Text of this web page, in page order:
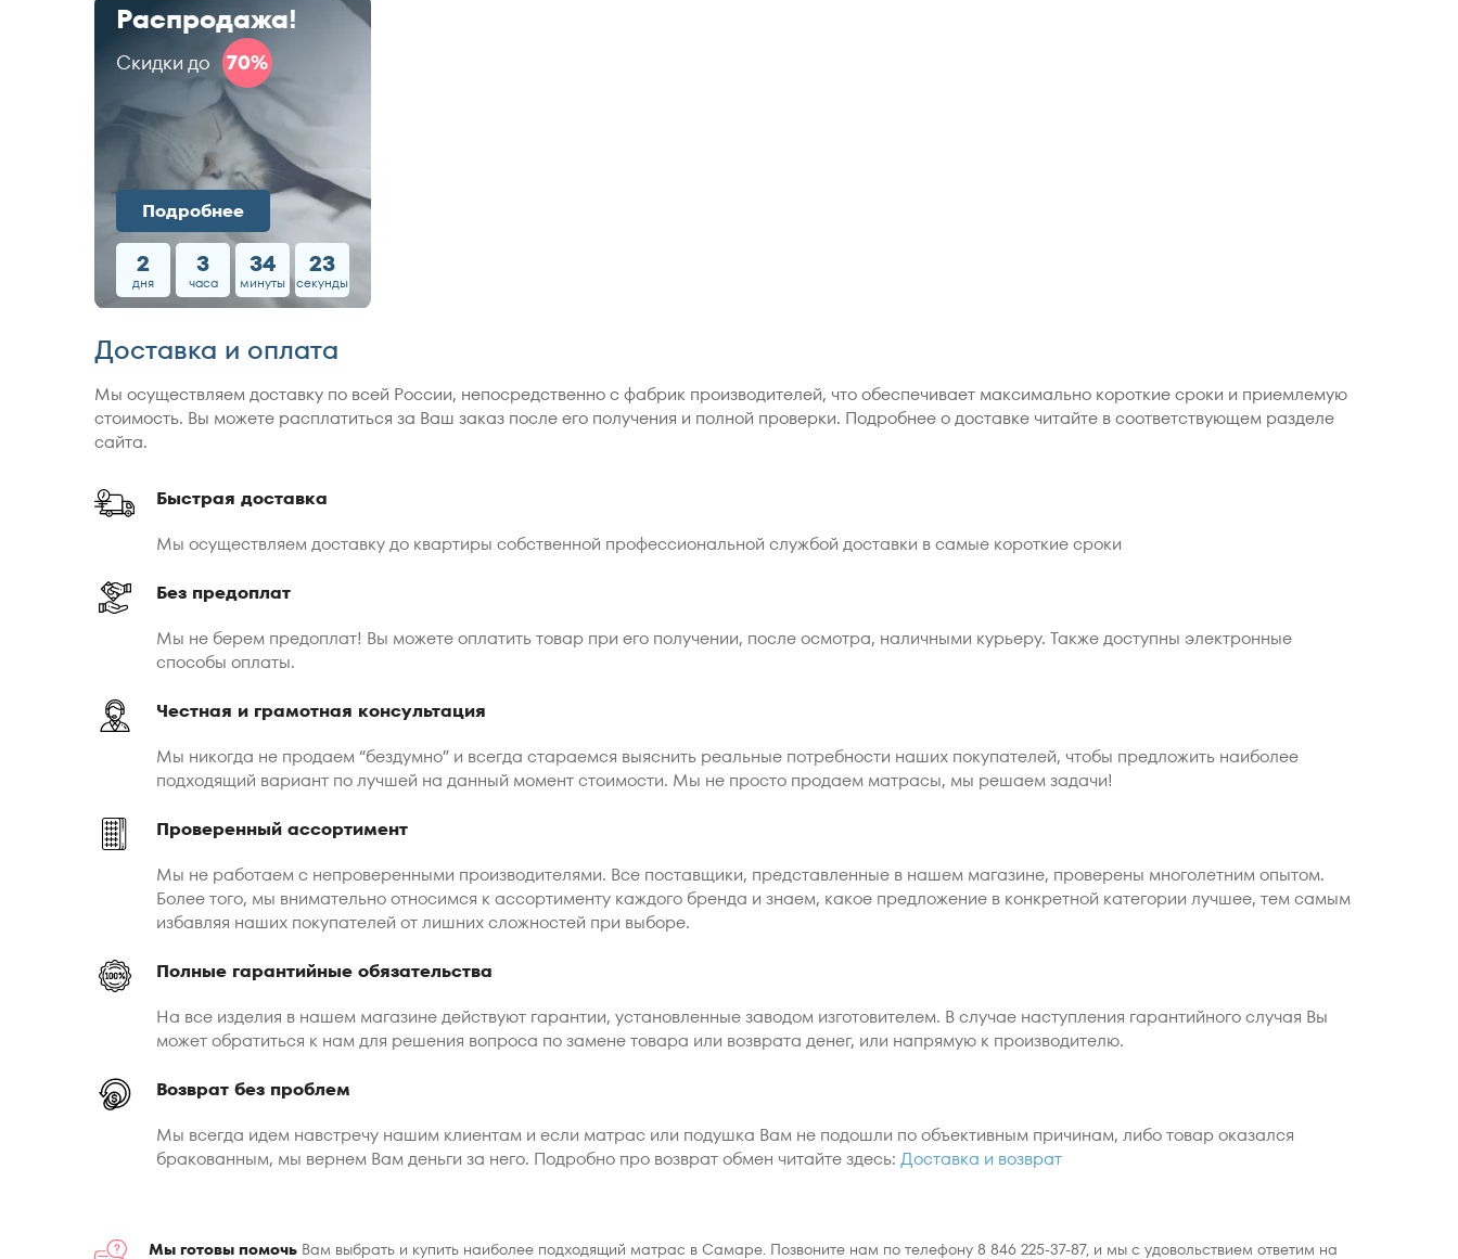
Распродажа!
Скидки до 70%
Подробнее
2
дня
3
часа
34
минуты
22
секунды
Доставка и оплата
Мы осуществляем доставку по всей России, непосредственно с фабрик производителей, что обеспечивает максимально короткие сроки и приемлемую
стоимость. Вы можете расплатиться за Ваш заказ после его получения и полной проверки. Подробнее о доставке читайте в соответствующем разделе
сайта.
Быстрая доставка
Мы осуществляем доставку до квартиры собственной профессиональной службой доставки в самые короткие сроки
Без предоплат
Мы не берем предоплат! Вы можете оплатить товар при его получении, после осмотра, наличными курьеру. Также доступны электронные
способы оплаты.
Честная и грамотная консультация
Мы никогда не продаем “бездумно” и всегда стараемся выяснить реальные потребности наших покупателей, чтобы предложить наиболее
подходящий вариант по лучшей на данный момент стоимости. Мы не просто продаем матрасы, мы решаем задачи!
Проверенный ассортимент
Мы не работаем с непроверенными производителями. Все поставщики, представленные в нашем магазине, проверены многолетним опытом.
Более того, мы внимательно относимся к ассортименту каждого бренда и знаем, какое предложение в конкретной категории лучшее, тем самым
избавляя наших покупателей от лишних сложностей при выборе.
Полные гарантийные обязательства
На все изделия в нашем магазине действуют гарантии, установленные заводом изготовителем. В случае наступления гарантийного случая Вы
может обратиться к нам для решения вопроса по замене товара или возврата денег, или напрямую к производителю.
Возврат без проблем
Мы всегда идем навстречу нашим клиентам и если матрас или подушка Вам не подошли по объективным причинам, либо товар оказался
бракованным, мы вернем Вам деньги за него. Подробно про возврат обмен читайте здесь: Доставка и возврат
Мы готовы помочь Вам выбрать и купить наиболее подходящий матрас в Самаре. Позвоните нам по телефону 8 846 225-37-87, и мы с удовольствием ответим на